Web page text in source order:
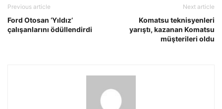
Previous article
Ford Otosan ‘Yıldız’
çalışanlarını ödüllendirdi
Next article
Komatsu teknisyenleri
yarıştı, kazanan Komatsu
müşterileri oldu